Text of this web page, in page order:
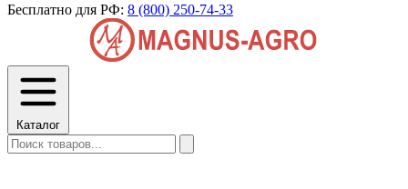
Бесплатно для РФ: 8 (800) 250-74-33
Каталог